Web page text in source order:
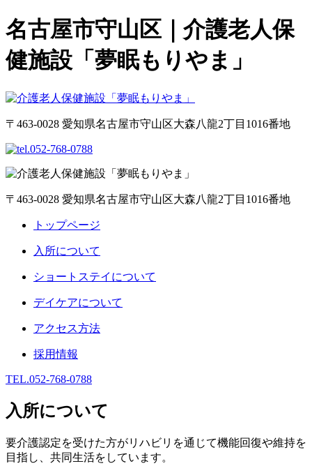
名古屋市守山区｜介護老人保
健施設「夢眠もりやま」
〒463-0028 愛知県名古屋市守山区大森八龍2丁目1016番地
〒463-0028 愛知県名古屋市守山区大森八龍2丁目1016番地
トップページ
入所について
ショートステイについて
デイケアについて
アクセス方法
採用情報
TEL.052-768-0788
入所について
要介護認定を受けた方がリハビリを通じて機能回復や維持を
目指し、共同生活をしています。